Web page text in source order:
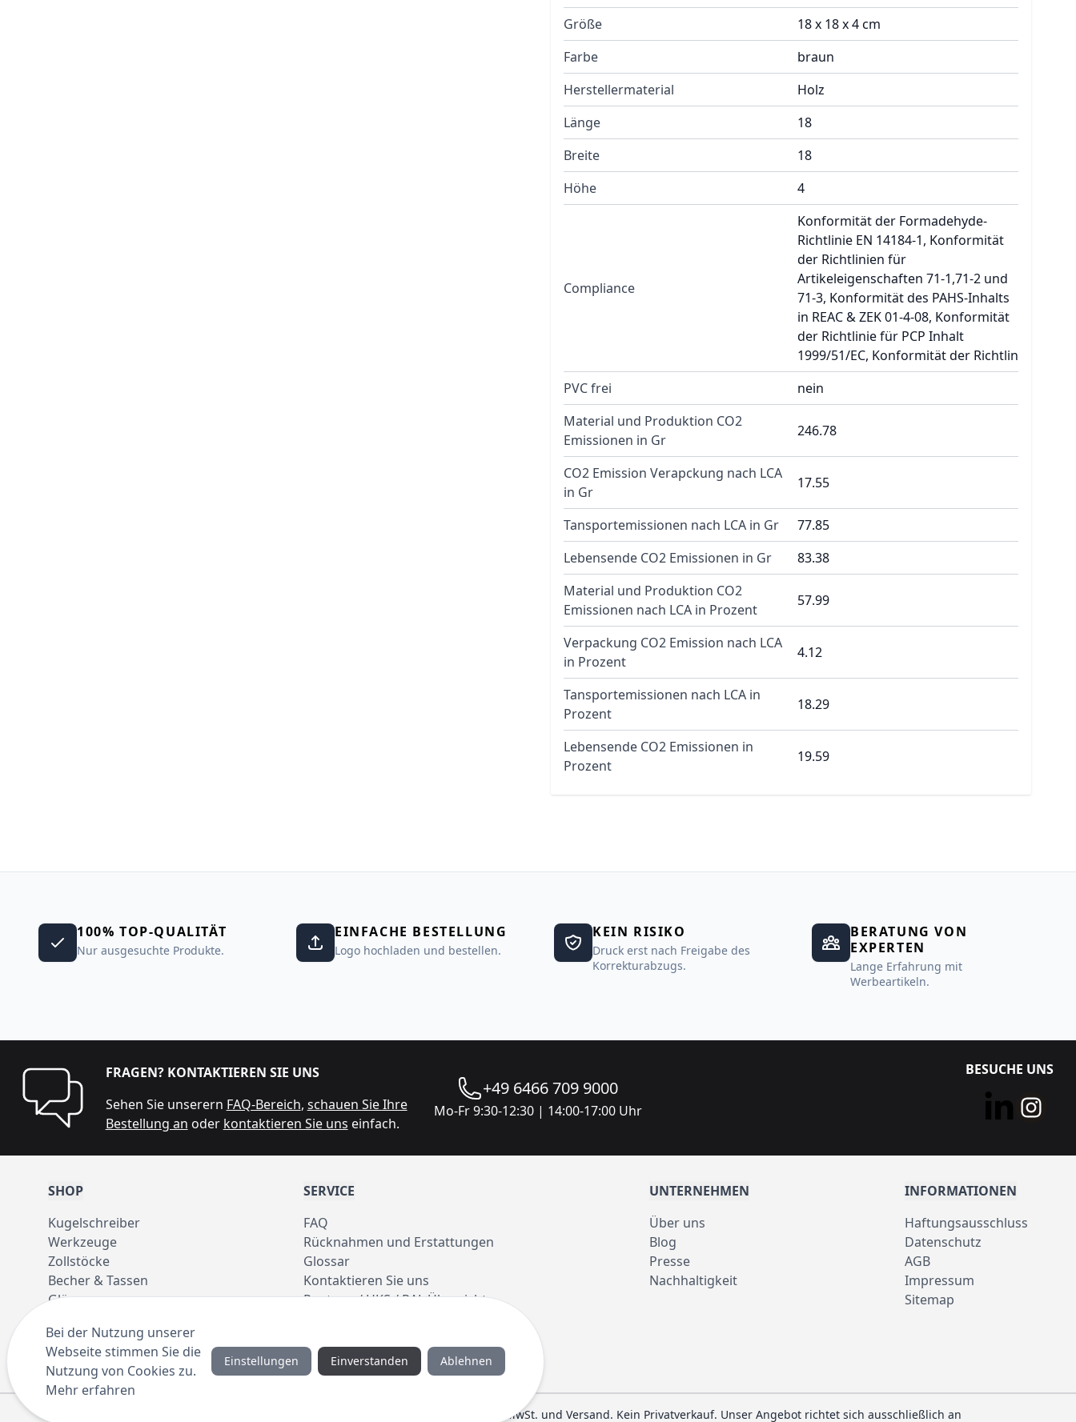
Größe
18 x 18 x 4 cm
Farbe
braun
Herstellermaterial
Holz
Länge
18
Breite
18
Höhe
4
Compliance
Konformität der Formadehyde-
Richtlinie EN 14184-1, Konformität
der Richtlinien für
Artikeleigenschaften 71-1,71-2 und
71-3, Konformität des PAHS-Inhalts
in REAC & ZEK 01-4-08, Konformität
der Richtlinie für PCP Inhalt
1999/51/EC, Konformität der Richtlin
PVC frei
nein
Material und Produktion CO2
Emissionen in Gr
246.78
CO2 Emission Verapckung nach LCA
in Gr
17.55
Tansportemissionen nach LCA in Gr
77.85
Lebensende CO2 Emissionen in Gr
83.38
Material und Produktion CO2
Emissionen nach LCA in Prozent
57.99
Verpackung CO2 Emission nach LCA
in Prozent
4.12
Tansportemissionen nach LCA in
Prozent
18.29
Lebensende CO2 Emissionen in
Prozent
19.59
100% TOP-QUALITÄT
Nur ausgesuchte Produkte.
EINFACHE BESTELLUNG
Logo hochladen und bestellen.
KEIN RISIKO
Druck erst nach Freigabe des
Korrekturabzugs.
BERATUNG VON
EXPERTEN
Lange Erfahrung mit
Werbeartikeln.
FRAGEN? KONTAKTIEREN SIE UNS
Sehen Sie unserern FAQ-Bereich, schauen Sie Ihre
Bestellung an oder kontaktieren Sie uns einfach.
+49 6466 709 9000
Mo-Fr 9:30-12:30 | 14:00-17:00 Uhr
BESUCHE UNS
SHOP
Kugelschreiber
Werkzeuge
Zollstöcke
Becher & Tassen
Gläser
Regenschirme
SERVICE
FAQ
Rücknahmen und Erstattungen
Glossar
Kontaktieren Sie uns
Pantone / HKS / RAL Übersicht
UNTERNEHMEN
Über uns
Blog
Presse
Nachhaltigkeit
INFORMATIONEN
Haftungsausschluss
Datenschutz
AGB
Impressum
Sitemap
© 2016 ANYBRAND.de. All Rights Reserved. Alle Preisangaben sind Nettopreise zzgl. MwSt. und Versand. Kein Privatverkauf. Unser Angebot richtet sich ausschließlich an
Bei der Nutzung unserer
Webseite stimmen Sie die
Nutzung von Cookies zu.
Mehr erfahren
Einstellungen Einverstanden Ablehnen